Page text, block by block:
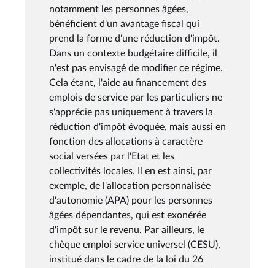
notamment les personnes âgées,
bénéficient d'un avantage fiscal qui
prend la forme d'une réduction d'impôt.
Dans un contexte budgétaire difficile, il
n'est pas envisagé de modifier ce régime.
Cela étant, l'aide au financement des
emplois de service par les particuliers ne
s'apprécie pas uniquement à travers la
réduction d'impôt évoquée, mais aussi en
fonction des allocations à caractère
social versées par l'Etat et les
collectivités locales. Il en est ainsi, par
exemple, de l'allocation personnalisée
d'autonomie (APA) pour les personnes
âgées dépendantes, qui est exonérée
d'impôt sur le revenu. Par ailleurs, le
chèque emploi service universel (CESU),
institué dans le cadre de la loi du 26